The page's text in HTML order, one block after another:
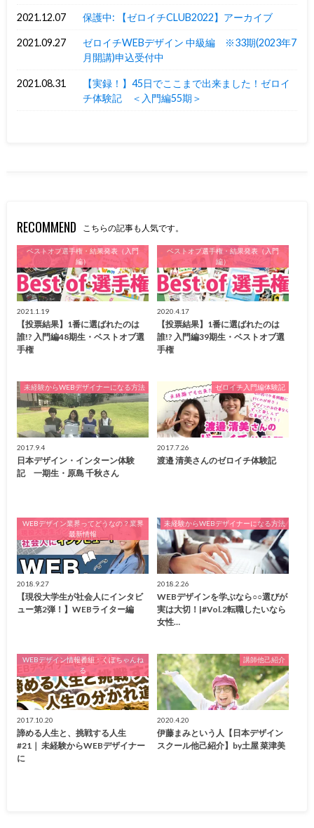
2021.12.07 保護中: 【ゼロイチCLUB2022】アーカイブ
2021.09.27
ゼロイチWEBデザイン 中級編 ※33期(2023年7
月開講)申込受付中
2021.08.31
【実録！】45日でここまで出来ました！ゼロイ
チ体験記 ＜入門編55期＞
RECOMMEND こちらの記事も人気です。
ベストオブ選手権・結果発表（入門
編）
2021.1.19
【投票結果】1番に選ばれたのは
誰!? 入門編48期生・ベストオブ選
手権
ベストオブ選手権・結果発表（入門
編）
2020.4.17
【投票結果】1番に選ばれたのは
誰!? 入門編39期生・ベストオブ選
手権
未経験からWEBデザイナーになる方法
2017.9.4
日本デザイン・インターン体験
記 一期生・原島 千秋さん
ゼロイチ入門編体験記
2017.7.26
渡邉 清美さんのゼロイチ体験記
WEBデザイン業界ってどうなの？業界
最新情報
2018.9.27
【現役大学生が社会人にインタビ
ュー第2弾！】WEBライター編
未経験からWEBデザイナーになる方法
2018.2.26
WEBデザインを学ぶなら○○選びが
実は大切！|#Vol.2転職したいなら
女性…
WEBデザイン情報番組：くぼちゃんね
る
2017.10.20
諦める人生と、挑戦する人生
#21｜ 未経験からWEBデザイナー
に
講師他己紹介
2020.4.20
伊藤まみという人【日本デザイン
スクール他己紹介】by土屋 菜津美